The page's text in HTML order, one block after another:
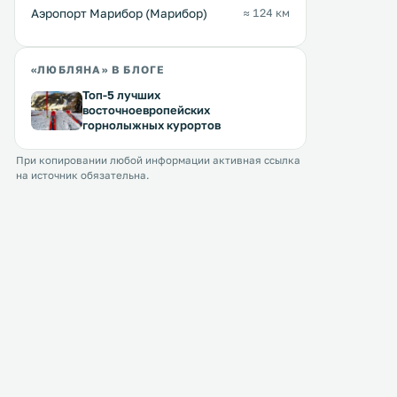
Аэропорт Марибор (Марибор) ≈ 124 км
«ЛЮБЛЯНА» В БЛОГЕ
Топ-5 лучших
восточноевропейских
горнолыжных курортов
При копировании любой информации активная ссылка
на источник обязательна.